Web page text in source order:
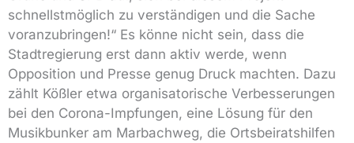
schnellstmöglich zu verständigen und die Sache
voranzubringen!“ Es könne nicht sein, dass die
Stadtregierung erst dann aktiv werde, wenn
Opposition und Presse genug Druck machten. Dazu
zählt Kößler etwa organisatorische Verbesserungen
bei den Corona-Impfungen, eine Lösung für den
Musikbunker am Marbachweg, die Ortsbeiratshilfen